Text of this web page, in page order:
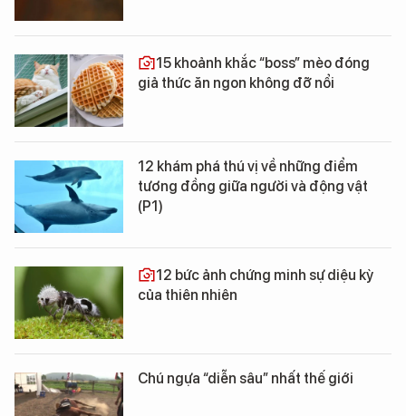
15 khoảnh khắc “boss” mèo đóng
giả thức ăn ngon không đỡ nổi
12 khám phá thú vị về những điểm
tương đồng giữa người và động vật
(P1)
12 bức ảnh chứng minh sự diệu kỳ
của thiên nhiên
Chú ngựa “diễn sâu” nhất thế giới